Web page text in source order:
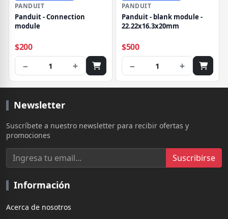
PANDUIT
Panduit - Connection
module
$200
− 1 +
PANDUIT
Panduit - blank module -
22.22x16.3x20mm
$500
− 1 +
Newsletter
Suscríbete a nuestro newsletter para recibir ofertas y
promociones
Suscribirse
Información
Acerca de nosotros